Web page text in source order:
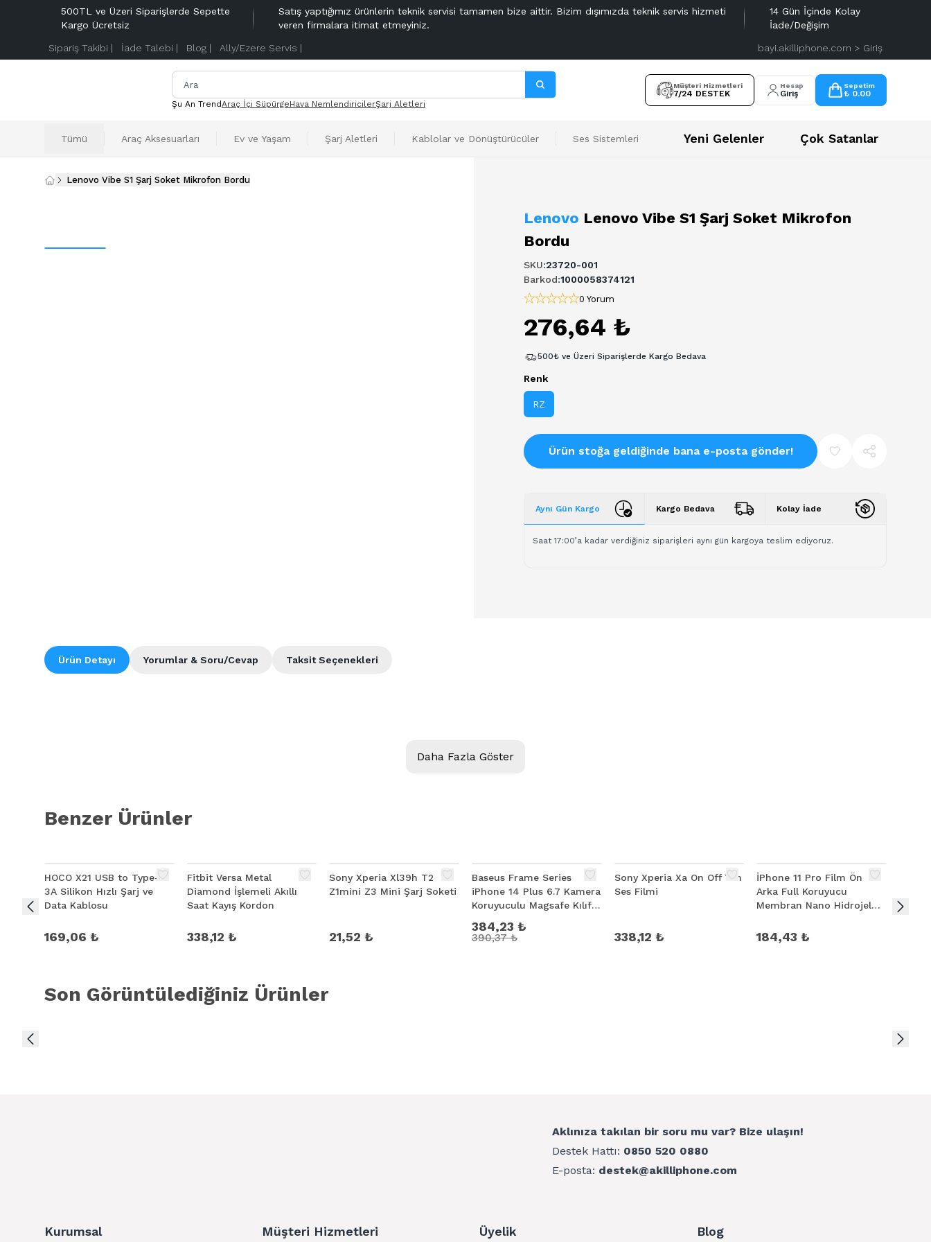
500TL ve Üzeri Siparişlerde Sepette
Kargo Ücretsiz
Satış yaptığımız ürünlerin teknik servisi tamamen bize aittir. Bizim dışımızda teknik servis hizmeti
veren firmalara itimat etmeyiniz.
14 Gün İçinde Kolay
İade/Değişim
Sipariş Takibi | İade Talebi | Blog | Ally/Ezere Servis | bayi.akilliphone.com > Giriş
Şu An TrendAraç İçi SüpürgeHava NemlendiricilerŞarj Aletleri
Müşteri Hizmetleri
7/24 DESTEK
Hesap
Giriş
Sepetim
₺ 0.00
Tümü Araç Aksesuarları Ev ve Yaşam Şarj Aletleri Kablolar ve Dönüştürücüler Ses Sistemleri Yeni Gelenler Çok Satanlar
Lenovo Vibe S1 Şarj Soket Mikrofon Bordu
Lenovo Lenovo Vibe S1 Şarj Soket Mikrofon
Bordu
SKU:23720-001
Barkod:1000058374121
0 Yorum
276,64 ₺
500₺ ve Üzeri Siparişlerde Kargo Bedava
Renk
RZ
Ürün stoğa geldiğinde bana e-posta gönder!
Aynı Gün Kargo Kargo Bedava Kolay İade
Saat 17:00’a kadar verdiğiniz siparişleri aynı gün kargoya teslim ediyoruz.
Ürün Detayı Taksit Seçenekleri
Yorumlar & Soru/Cevap
Daha Fazla Göster
Benzer Ürünler
HOCO X21 USB to Type-C
3A Silikon Hızlı Şarj ve
Data Kablosu
169,06 ₺
Fitbit Versa Metal
Diamond İşlemeli Akıllı
Saat Kayış Kordon
338,12 ₺
Sony Xperia Xl39h T2
Z1mini Z3 Mini Şarj Soketi
21,52 ₺
Baseus Frame Series
iPhone 14 Plus 6.7 Kamera
Koruyuculu Magsafe Kılıf +
Set
384,23 ₺
390,37 ₺
Sony Xperia Xa On Off Yan
Ses Filmi
338,12 ₺
İPhone 11 Pro Film Ön
Arka Full Koruyucu
Membran Nano Hidrojel
184,43 ₺
Son Görüntülediğiniz Ürünler
Aklınıza takılan bir soru mu var? Bize ulaşın!
Destek Hattı: 0850 520 0880
E-posta: destek@akilliphone.com
Kurumsal Müşteri Hizmetleri Üyelik Blog